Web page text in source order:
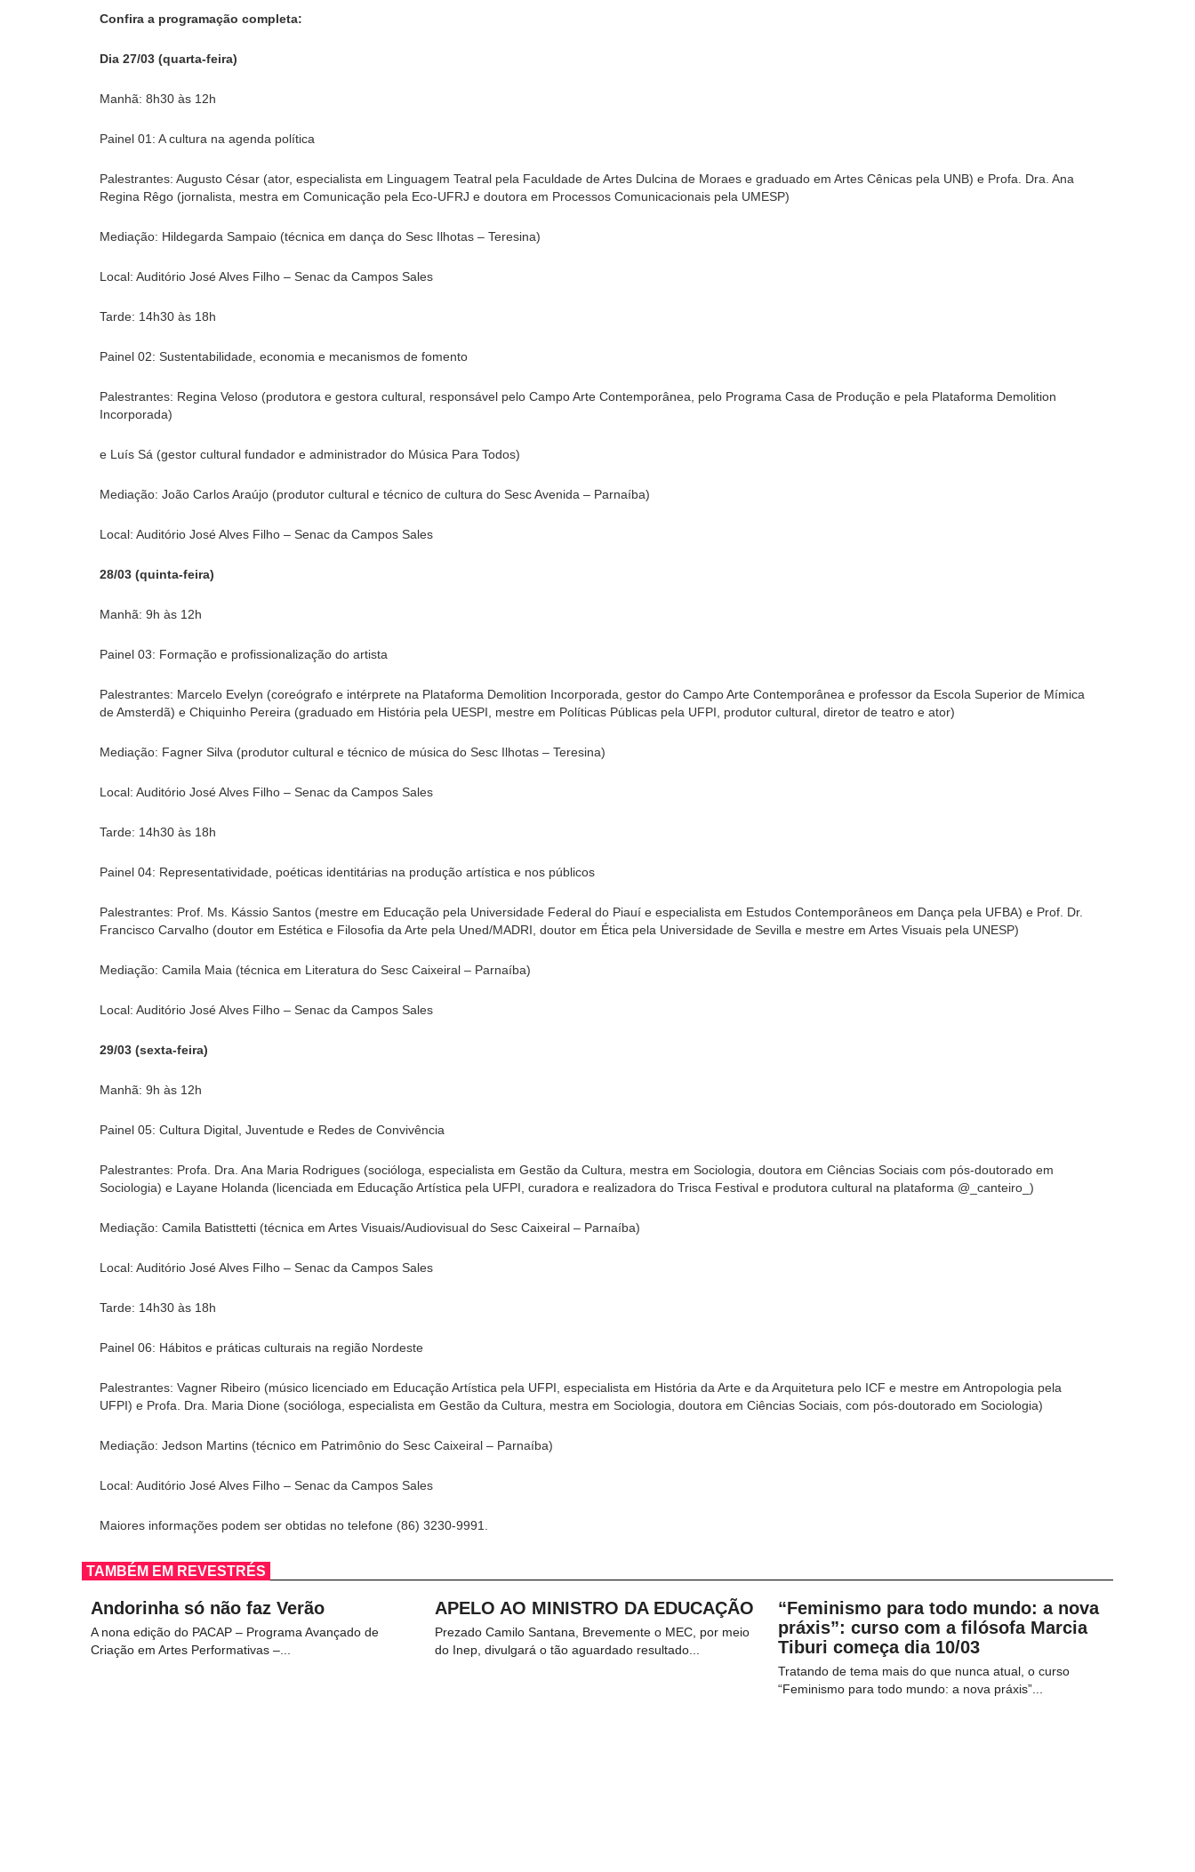
Confira a programação completa:
Dia 27/03 (quarta-feira)
Manhã: 8h30 às 12h
Painel 01: A cultura na agenda política
Palestrantes: Augusto César (ator, especialista em Linguagem Teatral pela Faculdade de Artes Dulcina de Moraes e graduado em Artes Cênicas pela UNB) e Profa. Dra. Ana
Regina Rêgo (jornalista, mestra em Comunicação pela Eco-UFRJ e doutora em Processos Comunicacionais pela UMESP)
Mediação: Hildegarda Sampaio (técnica em dança do Sesc Ilhotas – Teresina)
Local: Auditório José Alves Filho – Senac da Campos Sales
Tarde: 14h30 às 18h
Painel 02: Sustentabilidade, economia e mecanismos de fomento
Palestrantes: Regina Veloso (produtora e gestora cultural, responsável pelo Campo Arte Contemporânea, pelo Programa Casa de Produção e pela Plataforma Demolition
Incorporada)
e Luís Sá (gestor cultural fundador e administrador do Música Para Todos)
Mediação: João Carlos Araújo (produtor cultural e técnico de cultura do Sesc Avenida – Parnaíba)
Local: Auditório José Alves Filho – Senac da Campos Sales
28/03 (quinta-feira)
Manhã: 9h às 12h
Painel 03: Formação e profissionalização do artista
Palestrantes: Marcelo Evelyn (coreógrafo e intérprete na Plataforma Demolition Incorporada, gestor do Campo Arte Contemporânea e professor da Escola Superior de Mímica
de Amsterdã) e Chiquinho Pereira (graduado em História pela UESPI, mestre em Políticas Públicas pela UFPI, produtor cultural, diretor de teatro e ator)
Mediação: Fagner Silva (produtor cultural e técnico de música do Sesc Ilhotas – Teresina)
Local: Auditório José Alves Filho – Senac da Campos Sales
Tarde: 14h30 às 18h
Painel 04: Representatividade, poéticas identitárias na produção artística e nos públicos
Palestrantes: Prof. Ms. Kássio Santos (mestre em Educação pela Universidade Federal do Piauí e especialista em Estudos Contemporâneos em Dança pela UFBA) e Prof. Dr.
Francisco Carvalho (doutor em Estética e Filosofia da Arte pela Uned/MADRI, doutor em Ética pela Universidade de Sevilla e mestre em Artes Visuais pela UNESP)
Mediação: Camila Maia (técnica em Literatura do Sesc Caixeiral – Parnaíba)
Local: Auditório José Alves Filho – Senac da Campos Sales
29/03 (sexta-feira)
Manhã: 9h às 12h
Painel 05: Cultura Digital, Juventude e Redes de Convivência
Palestrantes: Profa. Dra. Ana Maria Rodrigues (socióloga, especialista em Gestão da Cultura, mestra em Sociologia, doutora em Ciências Sociais com pós-doutorado em
Sociologia) e Layane Holanda (licenciada em Educação Artística pela UFPI, curadora e realizadora do Trisca Festival e produtora cultural na plataforma @_canteiro_)
Mediação: Camila Batisttetti (técnica em Artes Visuais/Audiovisual do Sesc Caixeiral – Parnaíba)
Local: Auditório José Alves Filho – Senac da Campos Sales
Tarde: 14h30 às 18h
Painel 06: Hábitos e práticas culturais na região Nordeste
Palestrantes: Vagner Ribeiro (músico licenciado em Educação Artística pela UFPI, especialista em História da Arte e da Arquitetura pelo ICF e mestre em Antropologia pela
UFPI) e Profa. Dra. Maria Dione (socióloga, especialista em Gestão da Cultura, mestra em Sociologia, doutora em Ciências Sociais, com pós-doutorado em Sociologia)
Mediação: Jedson Martins (técnico em Patrimônio do Sesc Caixeiral – Parnaíba)
Local: Auditório José Alves Filho – Senac da Campos Sales
Maiores informações podem ser obtidas no telefone (86) 3230-9991.
TAMBÉM EM REVESTRÉS
Andorinha só não faz Verão
A nona edição do PACAP – Programa Avançado de
Criação em Artes Performativas –...
APELO AO MINISTRO DA EDUCAÇÃO
Prezado Camilo Santana, Brevemente o MEC, por meio
do Inep, divulgará o tão aguardado resultado...
“Feminismo para todo mundo: a nova
práxis”: curso com a filósofa Marcia
Tiburi começa dia 10/03
Tratando de tema mais do que nunca atual, o curso
“Feminismo para todo mundo: a nova práxis”...